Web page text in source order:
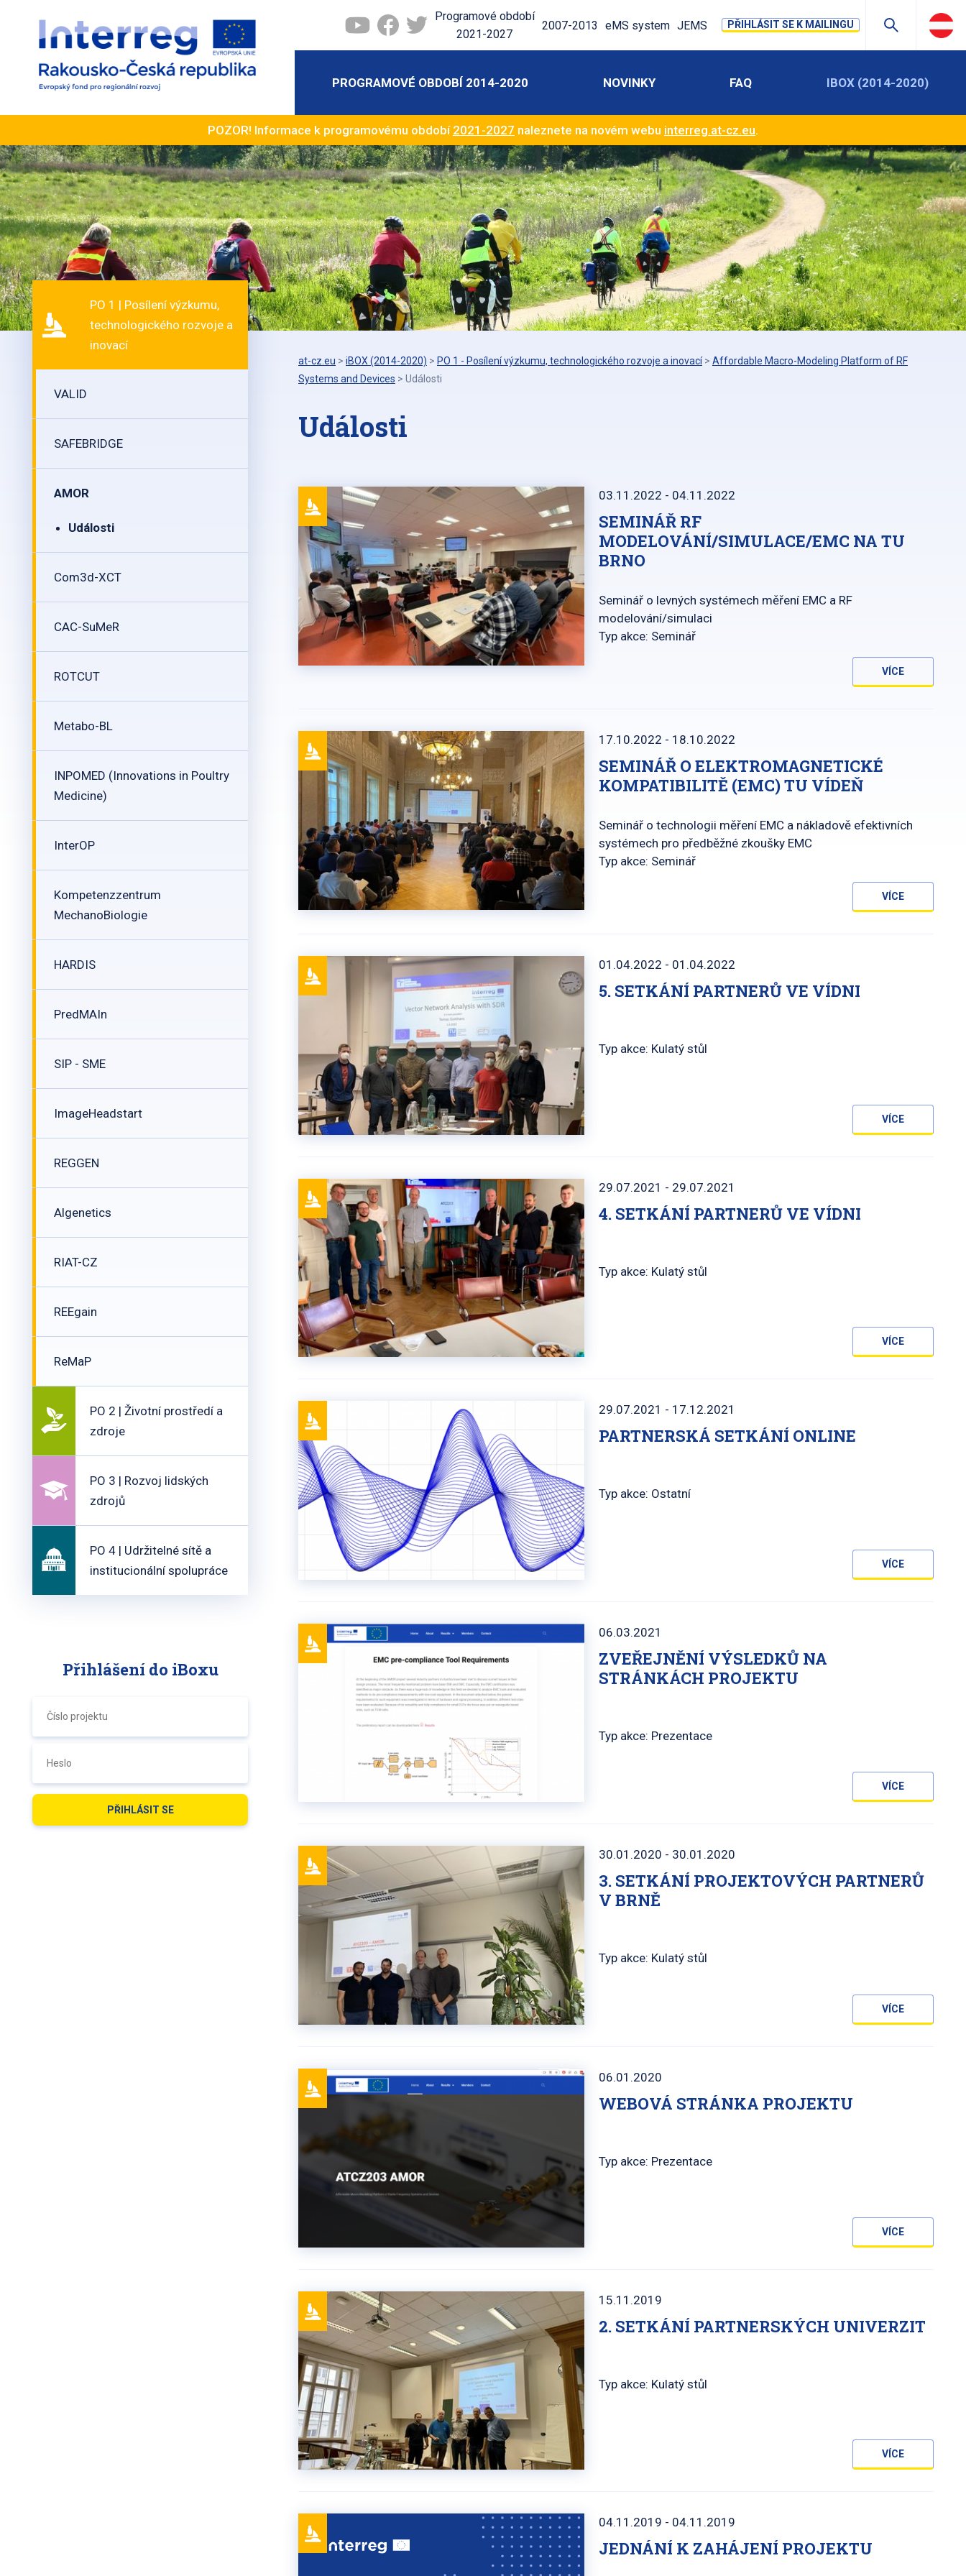
Programové období
2021-2027
2007-2013 eMS system JEMS PŘIHLÁSIT SE K MAILINGU
PROGRAMOVÉ OBDOBÍ 2014-2020 NOVINKY FAQ IBOX (2014-2020)
POZOR! Informace k programovému období 2021-2027 naleznete na novém webu interreg.at-cz.eu.
PO 1 | Posílení výzkumu,
technologického rozvoje a
inovací
VALID
SAFEBRIDGE
AMOR
Události
Com3d-XCT
CAC-SuMeR
ROTCUT
Metabo-BL
INPOMED (Innovations in Poultry
Medicine)
InterOP
Kompetenzzentrum
MechanoBiologie
HARDIS
PredMAIn
SIP - SME
ImageHeadstart
REGGEN
Algenetics
RIAT-CZ
REEgain
ReMaP
PO 2 | Životní prostředí a
zdroje
PO 3 | Rozvoj lidských
zdrojů
PO 4 | Udržitelné sítě a
institucionální spolupráce
Přihlášení do iBoxu
at-cz.eu > iBOX (2014-2020) > PO 1 - Posílení výzkumu, technologického rozvoje a inovací > Affordable Macro-Modeling Platform of RF
Systems and Devices > Události
Události
03.11.2022 - 04.11.2022
SEMINÁŘ RF
MODELOVÁNÍ/SIMULACE/EMC NA TU
BRNO
Seminář o levných systémech měření EMC a RF
modelování/simulaci
Typ akce: Seminář
VÍCE
17.10.2022 - 18.10.2022
SEMINÁŘ O ELEKTROMAGNETICKÉ
KOMPATIBILITĚ (EMC) TU VÍDEŇ
Seminář o technologii měření EMC a nákladově efektivních
systémech pro předběžné zkoušky EMC
Typ akce: Seminář
VÍCE
01.04.2022 - 01.04.2022
5. SETKÁNÍ PARTNERŮ VE VÍDNI
Typ akce: Kulatý stůl
VÍCE
29.07.2021 - 29.07.2021
4. SETKÁNÍ PARTNERŮ VE VÍDNI
Typ akce: Kulatý stůl
VÍCE
29.07.2021 - 17.12.2021
PARTNERSKÁ SETKÁNÍ ONLINE
Typ akce: Ostatní
VÍCE
06.03.2021
ZVEŘEJNĚNÍ VÝSLEDKŮ NA
STRÁNKÁCH PROJEKTU
Typ akce: Prezentace
VÍCE
30.01.2020 - 30.01.2020
3. SETKÁNÍ PROJEKTOVÝCH PARTNERŮ
V BRNĚ
Typ akce: Kulatý stůl
VÍCE
06.01.2020
WEBOVÁ STRÁNKA PROJEKTU
Typ akce: Prezentace
VÍCE
15.11.2019
2. SETKÁNÍ PARTNERSKÝCH UNIVERZIT
Typ akce: Kulatý stůl
VÍCE
04.11.2019 - 04.11.2019
JEDNÁNÍ K ZAHÁJENÍ PROJEKTU